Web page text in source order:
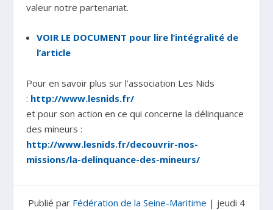
valeur notre partenariat.
VOIR LE DOCUMENT pour lire l’intégralité de
l’article
Pour en savoir plus sur l’association Les Nids
: http://www.lesnids.fr/
et pour son action en ce qui concerne la délinquance
des mineurs :
http://www.lesnids.fr/decouvrir-nos-
missions/la-delinquance-des-mineurs/
Publié par Fédération de la Seine-Maritime | jeudi 4